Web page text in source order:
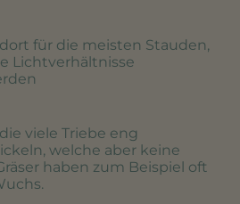
für die meisten Stauden,
Lichtverhältnisse
viele Triebe eng
welche aber keine
haben zum Beispiel oft